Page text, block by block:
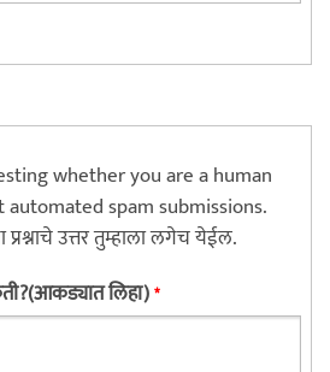
whether you are a human
spam submissions.
उत्तर तुम्हाला लगेच येईल.
लिहा)*